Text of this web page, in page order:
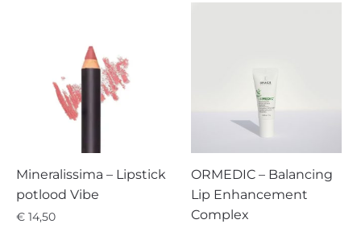
Mineralissima – Lipstick
potlood Vibe
€ 14,50
ORMEDIC – Balancing
Lip Enhancement
Complex